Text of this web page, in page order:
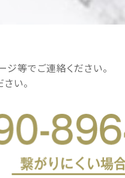
等でご連絡ください。
い。